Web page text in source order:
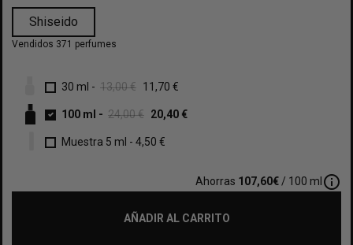
Shiseido
Vendidos 371 perfumes
30 ml - 13,00 € 11,70 €
100 ml - 24,00 € 20,40 €
Muestra 5 ml - 4,50 €
Ahorras 107,60€/ 100 ml info_outline
AÑADIR AL CARRITO